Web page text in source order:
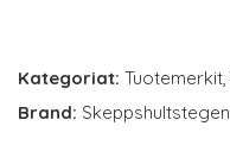
Kategoriat: Tuotemerkit,
Brand: Skeppshultstegen